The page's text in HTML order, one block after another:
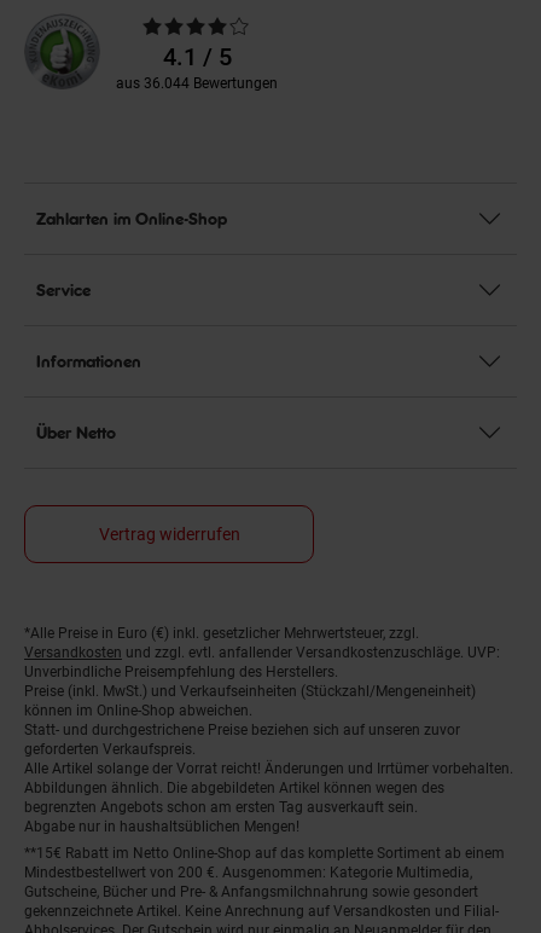
Durchschnittliche
Bewertungen4.1 / 5
aus 36.044 Bewertungen
Zahlarten im Online-Shop
Service
Informationen
Über Netto
Vertrag widerrufen
Fußnoten
*Alle Preise in Euro (€) inkl. gesetzlicher Mehrwertsteuer, zzgl.
Versandkosten und zzgl. evtl. anfallender Versandkostenzuschläge. UVP:
Unverbindliche Preisempfehlung des Herstellers.
Preise (inkl. MwSt.) und Verkaufseinheiten (Stückzahl/Mengeneinheit)
können im Online-Shop abweichen.
Statt- und durchgestrichene Preise beziehen sich auf unseren zuvor
geforderten Verkaufspreis.
Alle Artikel solange der Vorrat reicht! Änderungen und Irrtümer vorbehalten.
Abbildungen ähnlich. Die abgebildeten Artikel können wegen des
begrenzten Angebots schon am ersten Tag ausverkauft sein.
Abgabe nur in haushaltsüblichen Mengen!
**15€ Rabatt im Netto Online-Shop auf das komplette Sortiment ab einem
Mindestbestellwert von 200 €. Ausgenommen: Kategorie Multimedia,
Gutscheine, Bücher und Pre- & Anfangsmilchnahrung sowie gesondert
gekennzeichnete Artikel. Keine Anrechnung auf Versandkosten und Filial-